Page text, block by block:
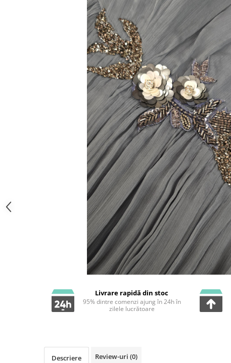
Livrare rapidă din stoc
95% dintre comenzi ajung în 24h în
zilele lucrătoare
Descriere Review-uri (0)